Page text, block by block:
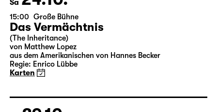
Sa 24.10.
15:00 Große Bühne
Das Vermächtnis
(The Inheritance)
Regie: Enrico Lübbe
Karten